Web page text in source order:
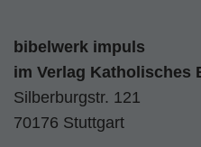
bibelwerk impuls
im Verlag Katholisches
Silberburgstr. 121
70176 Stuttgart